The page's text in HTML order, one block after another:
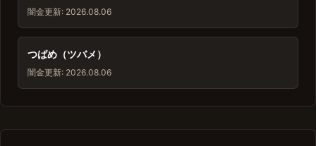
闇金更新: 2026.08.06
つばめ（ツバメ）
闇金更新: 2026.08.06